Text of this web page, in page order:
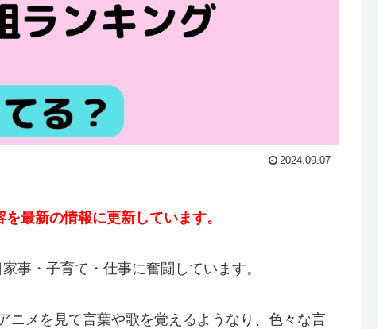
2024.09.07
最新の情報に更新しています。
事・子育て・仕事に奮闘しています。
ニメを見て言葉や歌を覚えるようなり、色々な言